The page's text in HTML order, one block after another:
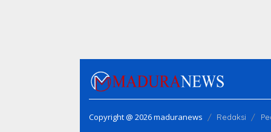
Copyright @ 2026 maduranews Redaksi